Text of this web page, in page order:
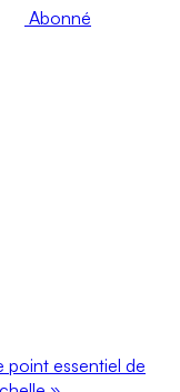
Abonné
point essentiel de